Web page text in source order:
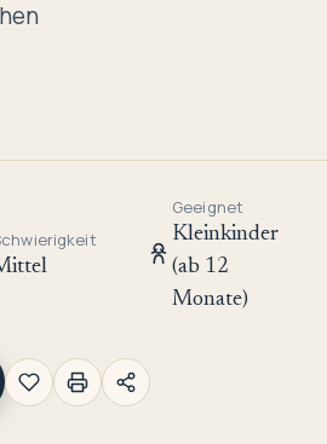
Geeignet
Kleinkinder
(ab 12
Monate)